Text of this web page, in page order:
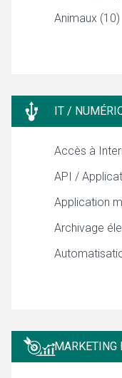
Animaux (10)
IT /
Accès à
API /
Application
Archivage
MARKETING